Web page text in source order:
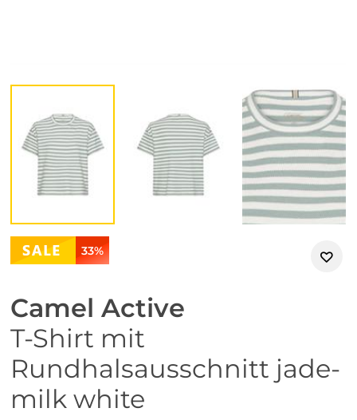
33%
Camel Active
T-Shirt mit
Rundhalsausschnitt jade-
milk white